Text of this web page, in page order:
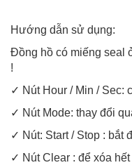
Hướng dẫn sử dụng:
Đồng hồ có miếng seal
!
✓ Nút Hour / Min / Sec:
✓ Nút Mode: thay đổi
✓ Nút: Start / Stop : bắt
✓ Nút Clear : để xóa